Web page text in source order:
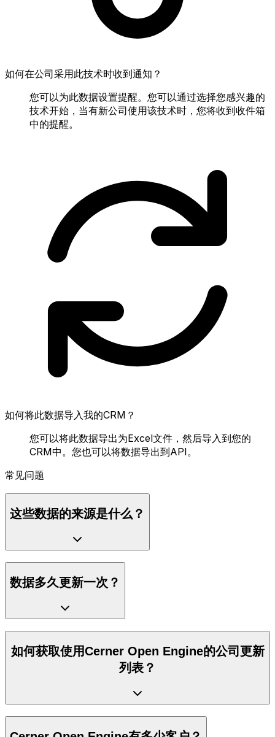
如何在公司采用此技术时收到通知？
您可以为此数据设置提醒。您可以通过选择您感兴趣的
技术开始，当有新公司使用该技术时，您将收到收件箱
中的提醒。
如何将此数据导入我的CRM？
您可以将此数据导出为Excel文件，然后导入到您的
CRM中。您也可以将数据导出到API。
常见问题
这些数据的来源是什么？
数据多久更新一次？
如何获取使用Cerner Open Engine的公司更新
列表？